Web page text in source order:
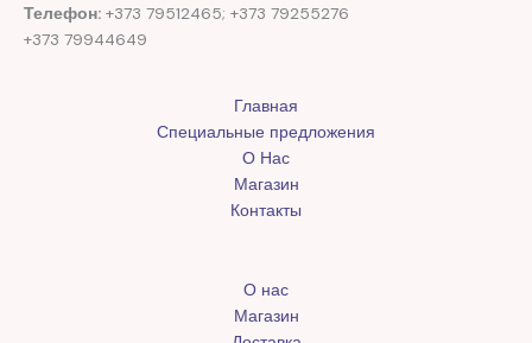
Телефон: +373 79512465; +373 79255276
+373 79944649
Главная
Специальные предложения
О Нас
Магазин
Контакты
О нас
Магазин